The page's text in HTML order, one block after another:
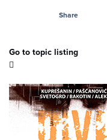
Share
Go to topic listing